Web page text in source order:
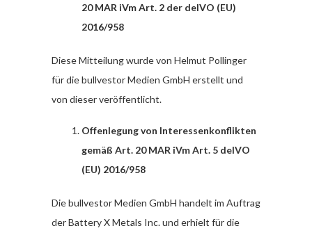
20 MAR iVm Art. 2 der delVO (EU)
2016/958
Diese Mitteilung wurde von Helmut Pollinger
für die bullvestor Medien GmbH erstellt und
von dieser veröffentlicht.
Offenlegung von Interessenkonflikten
gemäß Art. 20 MAR iVm Art. 5 delVO
(EU) 2016/958
Die bullvestor Medien GmbH handelt im Auftrag
der Battery X Metals Inc. und erhielt für die